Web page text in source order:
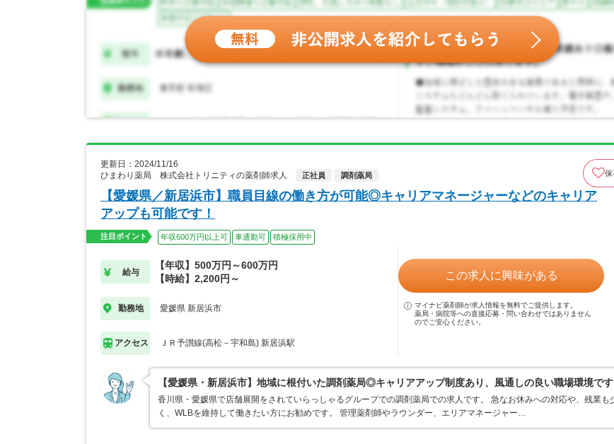
更新日：2024/11/16
ひまわり薬局 株式会社トリニティの薬剤師求人
正社員 調剤薬局 保
【愛媛県／新居浜市】職員目線の働き方が可能◎キャリアマネージャーなどのキャリア
アップも可能です！
注目ポイント 年収600万円以上可 車通勤可 積極採用中
給与
【年収】500万円～600万円
【時給】2,200円～
勤務地 愛媛県 新居浜市
アクセス ＪＲ予讃線(高松－宇和島) 新居浜駅
この求人に興味がある
マイナビ薬剤師が求人情報を無料でご提供します。
薬局・病院等への直接応募・問い合わせではありません
のでご安心ください。
【愛媛県・新居浜市】地域に根付いた調剤薬局◎キャリアアップ制度あり、風通しの良い職場環境です
香川県・愛媛県で店舗展開をされていらっしゃるグループでの調剤薬局での求人です。 急なお休みへの対応や、残業も
く、WLBを維持して働きたい方にお勧めです。 管理薬剤師やラウンダー、エリアマネージャー…